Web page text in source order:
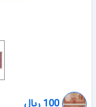
100 ریال